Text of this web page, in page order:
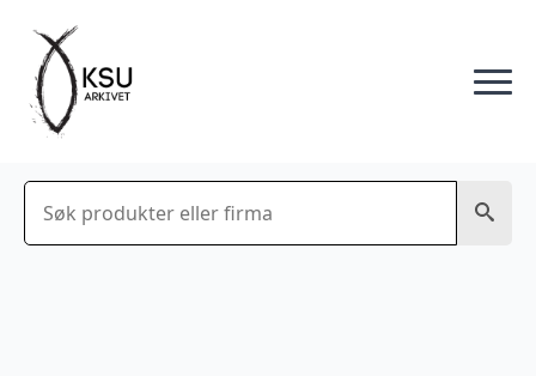
Søk